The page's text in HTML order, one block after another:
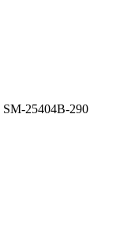
SM-25404B-290